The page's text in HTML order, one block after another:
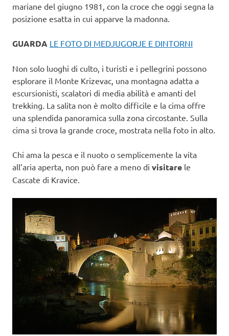
mariane del giugno 1981, con la croce che oggi segna la
posizione esatta in cui apparve la madonna.
GUARDA LE FOTO DI MEDJUGORJE E DINTORNI
Non solo luoghi di culto, i turisti e i pellegrini possono
esplorare il Monte Krizevac, una montagna adatta a
escursionisti, scalatori di media abilità e amanti del
trekking. La salita non è molto difficile e la cima offre
una splendida panoramica sulla zona circostante. Sulla
cima si trova la grande croce, mostrata nella foto in alto.
Chi ama la pesca e il nuoto o semplicemente la vita
all’aria aperta, non può fare a meno di visitare le
Cascate di Kravice.